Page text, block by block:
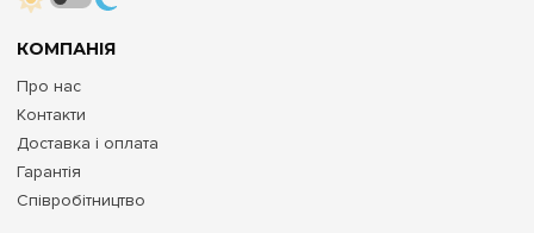
КОМПАНІЯ
Про нас
Контакти
Доставка і оплата
Гарантія
Співробітництво